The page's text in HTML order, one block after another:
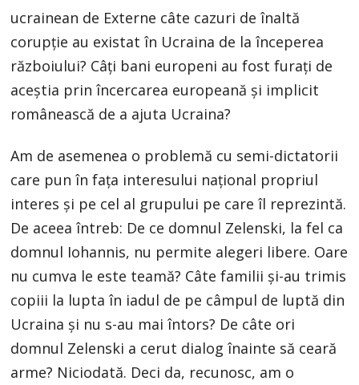
ucrainean de Externe câte cazuri de înaltă
corupție au existat în Ucraina de la începerea
războiului? Câți bani europeni au fost furați de
aceștia prin încercarea europeană și implicit
românească de a ajuta Ucraina?
Am de asemenea o problemă cu semi-dictatorii
care pun în fața interesului național propriul
interes și pe cel al grupului pe care îl reprezintă.
De aceea întreb: De ce domnul Zelenski, la fel ca
domnul Iohannis, nu permite alegeri libere. Oare
nu cumva le este teamă? Câte familii și-au trimis
copiii la lupta în iadul de pe câmpul de luptă din
Ucraina și nu s-au mai întors? De câte ori
domnul Zelenski a cerut dialog înainte să ceară
arme? Niciodată. Deci da, recunosc, am o